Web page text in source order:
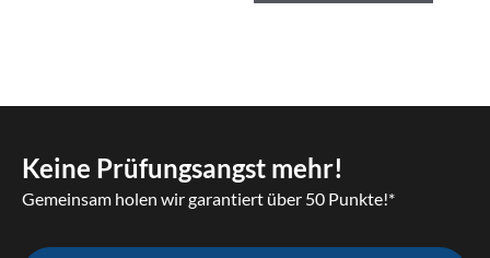
Keine Prüfungsangst mehr!
Gemeinsam holen wir garantiert über 50 Punkte!*